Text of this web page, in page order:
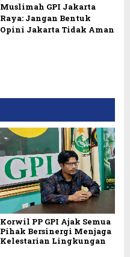
Muslimah GPI Jakarta
Raya: Jangan Bentuk
Opini Jakarta Tidak Aman
Korwil PP GPI Ajak Semua
Pihak Bersinergi Menjaga
Kelestarian Lingkungan